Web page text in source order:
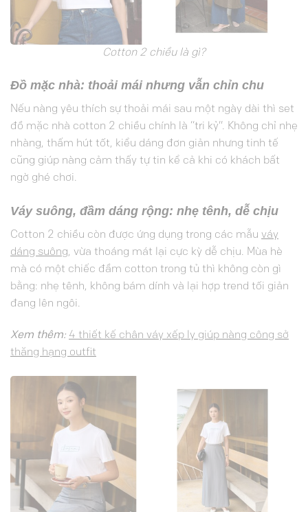
Cotton 2 chiều là gì?
Đồ mặc nhà: thoải mái nhưng vẫn chỉn chu
Nếu nàng yêu thích sự thoải mái sau một ngày dài thì set
đồ mặc nhà cotton 2 chiều chính là “tri kỷ”. Không chỉ nhẹ
nhàng, thấm hút tốt, kiểu dáng đơn giản nhưng tinh tế
cũng giúp nàng cảm thấy tự tin kể cả khi có khách bất
ngờ ghé chơi.
Váy suông, đầm dáng rộng: nhẹ tênh, dễ chịu
Cotton 2 chiều còn được ứng dụng trong các mẫu váy
dáng suông, vừa thoáng mát lại cực kỳ dễ chịu. Mùa hè
mà có một chiếc đầm cotton trong tủ thì không còn gì
bằng: nhẹ tênh, không bám dính và lại hợp trend tối giản
đang lên ngôi.
Xem thêm: 4 thiết kế chân váy xếp ly giúp nàng công sở
thăng hạng outfit